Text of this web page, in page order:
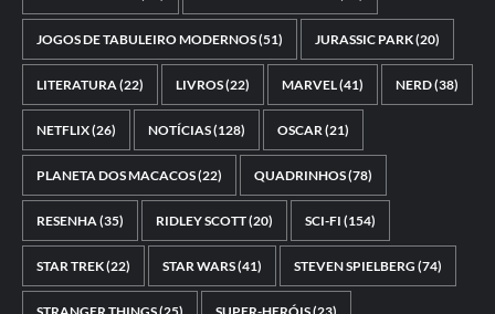
JOGOS DE TABULEIRO MODERNOS(51) JURASSIC PARK(20)
LITERATURA(22) LIVROS(22) MARVEL(41) NERD(38)
NETFLIX(26) NOTÍCIAS(128) OSCAR(21)
PLANETA DOS MACACOS(22) QUADRINHOS(78)
RESENHA(35) RIDLEY SCOTT(20) SCI-FI (154)
STAR TREK(22) STAR WARS(41) STEVEN SPIELBERG (74)